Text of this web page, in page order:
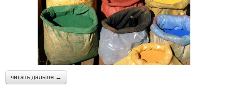
читать дальше →